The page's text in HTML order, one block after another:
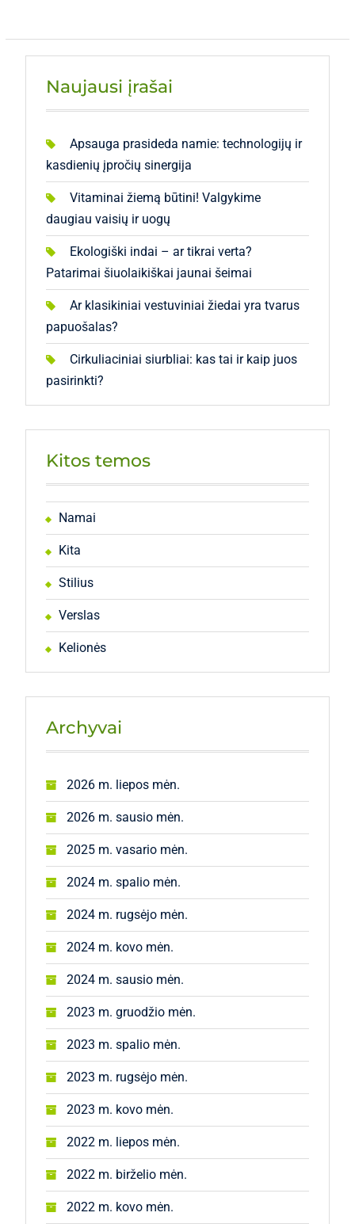
Naujausi įrašai
Apsauga prasideda namie: technologijų ir
kasdienių įpročių sinergija
Vitaminai žiemą būtini! Valgykime
daugiau vaisių ir uogų
Ekologiški indai – ar tikrai verta?
Patarimai šiuolaikiškai jaunai šeimai
Ar klasikiniai vestuviniai žiedai yra tvarus
papuošalas?
Cirkuliaciniai siurbliai: kas tai ir kaip juos
pasirinkti?
Kitos temos
Namai
Kita
Stilius
Verslas
Kelionės
Archyvai
2026 m. liepos mėn.
2026 m. sausio mėn.
2025 m. vasario mėn.
2024 m. spalio mėn.
2024 m. rugsėjo mėn.
2024 m. kovo mėn.
2024 m. sausio mėn.
2023 m. gruodžio mėn.
2023 m. spalio mėn.
2023 m. rugsėjo mėn.
2023 m. kovo mėn.
2022 m. liepos mėn.
2022 m. birželio mėn.
2022 m. kovo mėn.